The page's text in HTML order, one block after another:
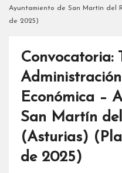
Ayuntamiento de San Martín del
de 2025)
Convocatoria:
Económica –
San Martín
(Asturias)
de 2025)